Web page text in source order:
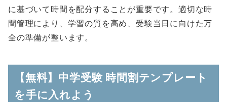
に基づいて時間を配分することが重要です。適切な時
間管理により、学習の質を高め、受験当日に向けた万
全の準備が整います。
【無料】中学受験 時間割テンプレート
を手に入れよう